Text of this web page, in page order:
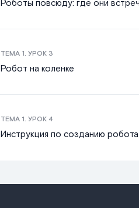
Роботы повсюду: где они
ТЕМА 1. УРОК 3
Робот на коленке
ТЕМА 1. УРОК 4
Инструкция по созданию робота